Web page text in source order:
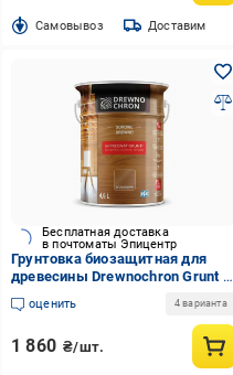
Cамовывоз Доставим
Бесплатная доставка
в почтоматы Эпицентр
Грунтовка биозащитная для
древесины Drewnochron Grunt R
4,5 л (2790745387)
оценить 4 варианта
1 860 ₴/шт.